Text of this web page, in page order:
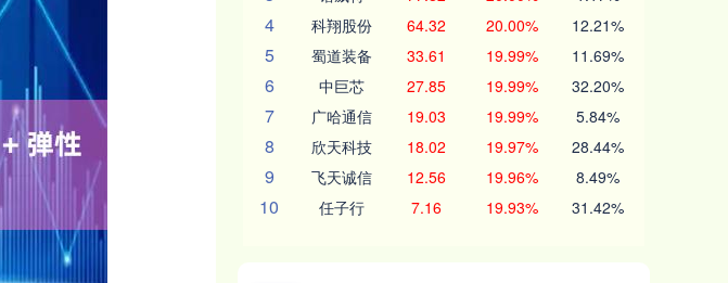
4 科翔股份 64.32 20.00% 12.21%
5 蜀道装备 33.61 19.99% 11.69%
6 中巨芯 27.85 19.99% 32.20%
7 广哈通信 19.03 19.99% 5.84%
8 欣天科技 18.02 19.97% 28.44%
9 飞天诚信 12.56 19.96% 8.49%
10 任子行 7.16 19.93% 31.42%